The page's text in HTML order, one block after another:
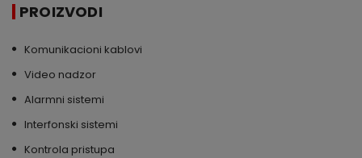
PROIZVODI
Komunikacioni kablovi
Video nadzor
Alarmni sistemi
Interfonski sistemi
Kontrola pristupa